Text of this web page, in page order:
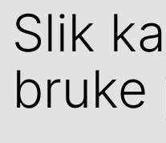
Slik
bruke